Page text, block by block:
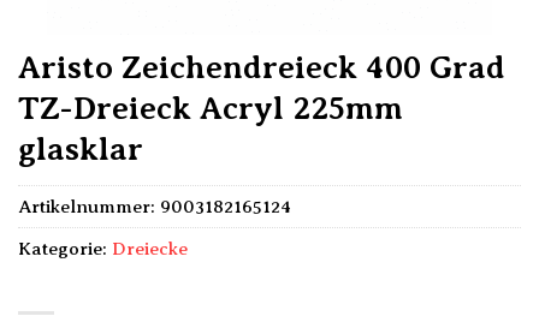
Aristo Zeichendreieck 400 Grad
TZ-Dreieck Acryl 225mm
glasklar
Artikelnummer: 9003182165124
Kategorie: Dreiecke